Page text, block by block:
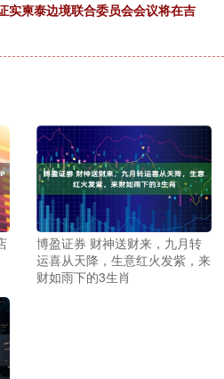
实柬泰边境联合委员会会议将在吉
博盈证券 财神送财来，九月转
运喜从天降，生意红火发紫，来
财如雨下的3生肖